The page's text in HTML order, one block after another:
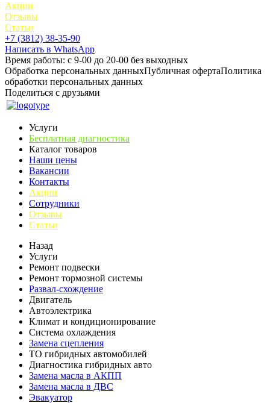
Акции
Отзывы
Статьи
+7 (3812) 38-35-90
Написать в WhatsApp
Время работы: с 9-00 до 20-00 без выходных
Обработка персональных данныхПубличная офертаПолитика
обработки персональных данных
Поделиться с друзьями
Услуги
Бесплатная диагностика
Каталог товаров
Наши цены
Вакансии
Контакты
Акции
Сотрудники
Отзывы
Статьи
Назад
Услуги
Ремонт подвески
Ремонт тормозной системы
Развал-схождение
Двигатель
Автоэлектрика
Климат и кондиционирование
Система охлаждения
Замена сцепления
ТО гибридных автомобилей
Диагностика гибридных авто
Замена масла в АКПП
Замена масла в ДВС
Эвакуатор